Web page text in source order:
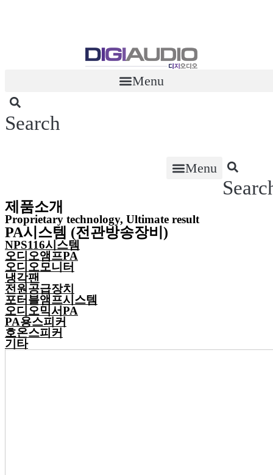
기
Menu
Search
Menu
제품소개
Proprietary technology, Ultimate result
PA시스템 (전관방송장비)
NPS116시스템
오디오앰프PA
오디오모니터
냉각팬
전원공급장치
포터블앰프시스템
오디오믹서PA
PA용스피커
호온스피커
기타